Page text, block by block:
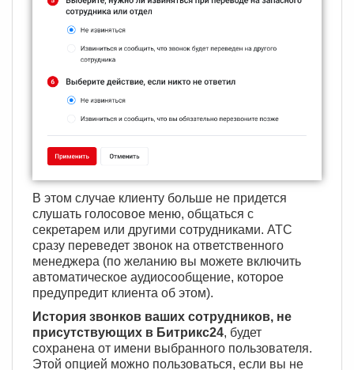
В этом случае клиенту больше не придется
слушать голосовое меню, общаться с
секретарем или другими сотрудниками. АТС
сразу переведет звонок на ответственного
менеджера (по желанию вы можете включить
автоматическое аудиосообщение, которое
предупредит клиента об этом).
История звонков ваших сотрудников, не
присутствующих в Битрикс24, будет
сохранена от имени выбранного пользователя.
Этой опцией можно пользоваться, если вы не